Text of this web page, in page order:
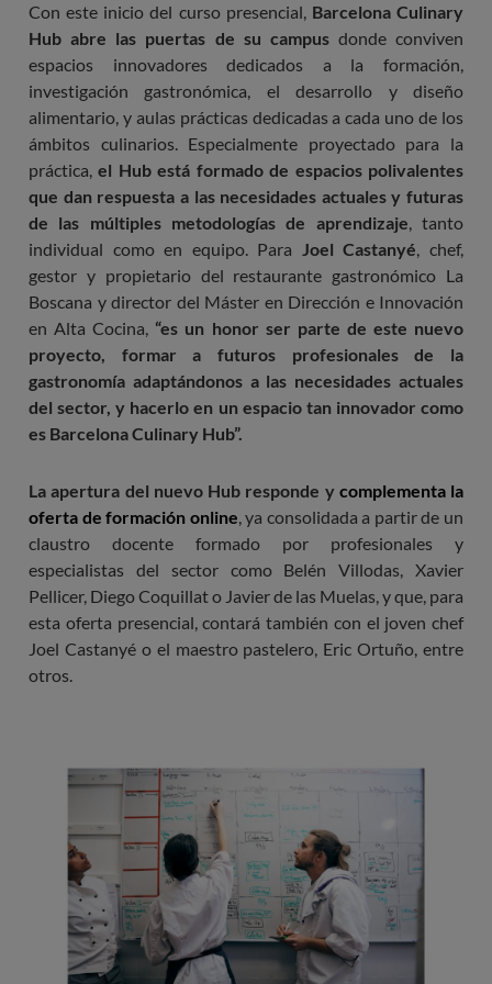
Con este inicio del curso presencial, Barcelona Culinary
Hub abre las puertas de su campus donde conviven
espacios innovadores dedicados a la formación,
investigación gastronómica, el desarrollo y diseño
alimentario, y aulas prácticas dedicadas a cada uno de los
ámbitos culinarios. Especialmente proyectado para la
práctica, el Hub está formado de espacios polivalentes
que dan respuesta a las necesidades actuales y futuras
de las múltiples metodologías de aprendizaje , tanto
individual como en equipo. Para
Joel Castanyé , chef,
gestor y propietario del restaurante gastronómico La
Boscana y director del Máster en Dirección e Innovación
en Alta Cocina, “es un honor ser parte de este nuevo
proyecto, formar a futuros profesionales de la
gastronomía adaptándonos a las necesidades actuales
del sector, y hacerlo en un espacio tan innovador como
es Barcelona Culinary Hub”.
La apertura del nuevo Hub responde y complementa la
oferta de formación online , ya consolidada a partir de un
claustro docente formado por profesionales y
especialistas del sector como Belén Villodas, Xavier
Pellicer, Diego Coquillat o Javier de las Muelas, y que, para
esta oferta presencial, contará también con el joven chef
Joel Castanyé o el maestro pastelero, Eric Ortuño, entre
otros.